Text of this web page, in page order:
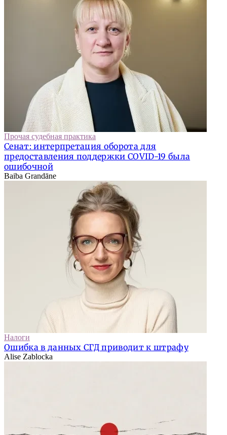
Прочая судебная практика
Сенат: интерпретация оборота для
предоставления поддержки COVID-19 была
ошибочной
Baiba Grandāne
Налоги
Ошибка в данных СГД приводит к штрафу
Alise Zablocka